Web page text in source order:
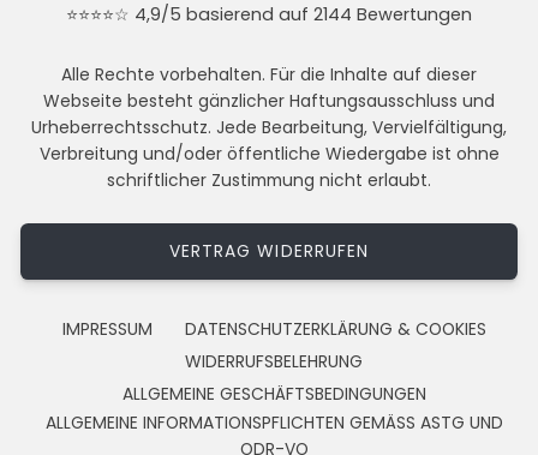
⭐⭐⭐⭐☆ 4,9/5 basierend auf 2144 Bewertungen
Alle Rechte vorbehalten. Für die Inhalte auf dieser
Webseite besteht gänzlicher Haftungsausschluss und
Urheberrechtsschutz. Jede Bearbeitung, Vervielfältigung,
Verbreitung und/oder öffentliche Wiedergabe ist ohne
schriftlicher Zustimmung nicht erlaubt.
VERTRAG WIDERRUFEN
IMPRESSUM
DATENSCHUTZERKLÄRUNG & COOKIES
WIDERRUFSBELEHRUNG
ALLGEMEINE GESCHÄFTSBEDINGUNGEN
ALLGEMEINE INFORMATIONSPFLICHTEN GEMÄSS ASTG UND
ODR-VO